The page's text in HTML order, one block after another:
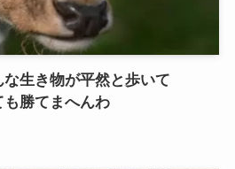
生き物が平然と歩いて
勝てまへんわ